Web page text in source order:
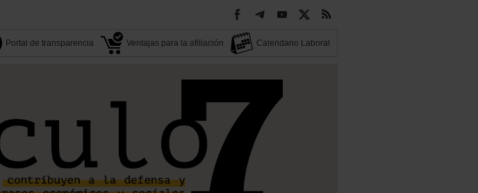
Portal de transparencia Ventajas para la afiliación Calendario Laboral